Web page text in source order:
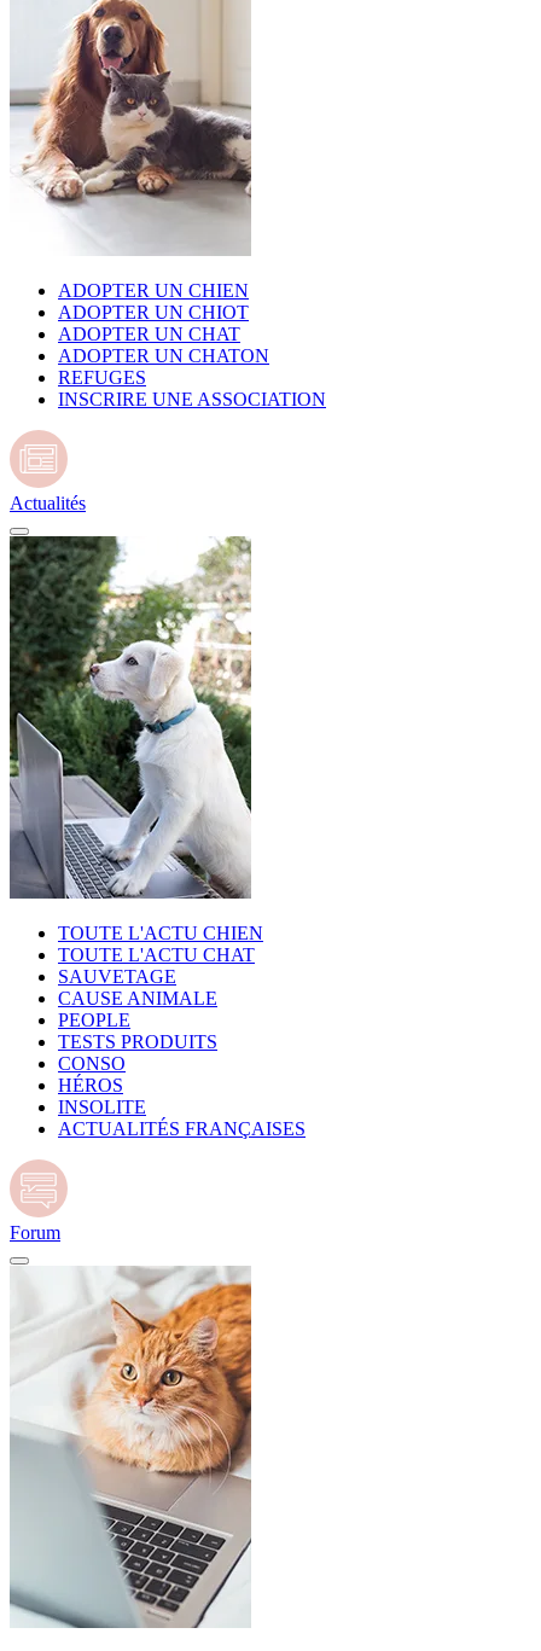
ADOPTER UN CHIEN
ADOPTER UN CHIOT
ADOPTER UN CHAT
ADOPTER UN CHATON
REFUGES
INSCRIRE UNE ASSOCIATION
Actualités
TOUTE L'ACTU CHIEN
TOUTE L'ACTU CHAT
SAUVETAGE
CAUSE ANIMALE
PEOPLE
TESTS PRODUITS
CONSO
HÉROS
INSOLITE
ACTUALITÉS FRANÇAISES
Forum